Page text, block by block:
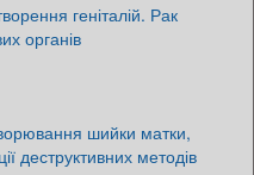
геніталій. Рак
органів
шийки матки,
деструктивних методів